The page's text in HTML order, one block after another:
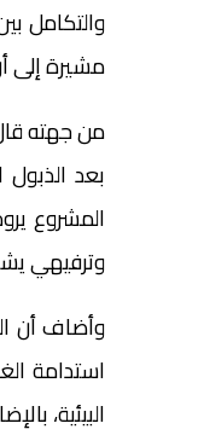
والتكامل
مشيرة إلى
من جهته
المشروع
وترفيهي
استدامة
البيئية،